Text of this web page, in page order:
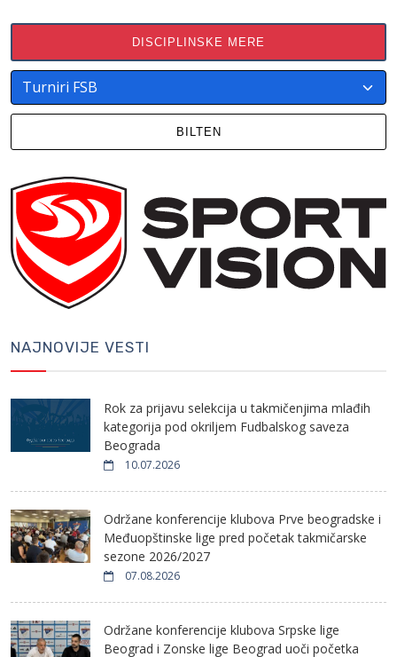
DISCIPLINSKE MERE
BILTEN
NAJNOVIJE VESTI
Rok za prijavu selekcija u takmičenjima mlađih
kategorija pod okriljem Fudbalskog saveza
Beograda
10.07.2026
Održane konferencije klubova Prve beogradske i
Međuopštinske lige pred početak takmičarske
sezone 2026/2027
07.08.2026
Održane konferencije klubova Srpske lige
Beograd i Zonske lige Beograd uoči početka